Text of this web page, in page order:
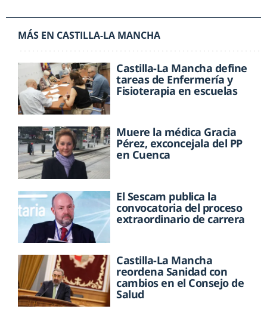
MÁS EN CASTILLA-LA MANCHA
Castilla-La Mancha define
tareas de Enfermería y
Fisioterapia en escuelas
Muere la médica Gracia
Pérez, exconcejala del PP
en Cuenca
El Sescam publica la
convocatoria del proceso
extraordinario de carrera
Castilla-La Mancha
reordena Sanidad con
cambios en el Consejo de
Salud